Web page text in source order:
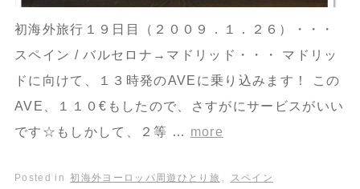
初海外旅行１９日目（２００９．１．２６）・・・
スペイン / バルセロナ→マドリッド・・・ マドリッ
ドに向けて、１３時発のAVEに乗り込みます！ この
AVE、１１０€もしたので、さすがにサービスがいい
です☆もしかして、２等 … more
Posted in 初海外ヨーロッパ周遊ひとり旅 , スペイン